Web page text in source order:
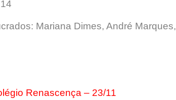
Mariana Dimes, André
Renascença – 23/11